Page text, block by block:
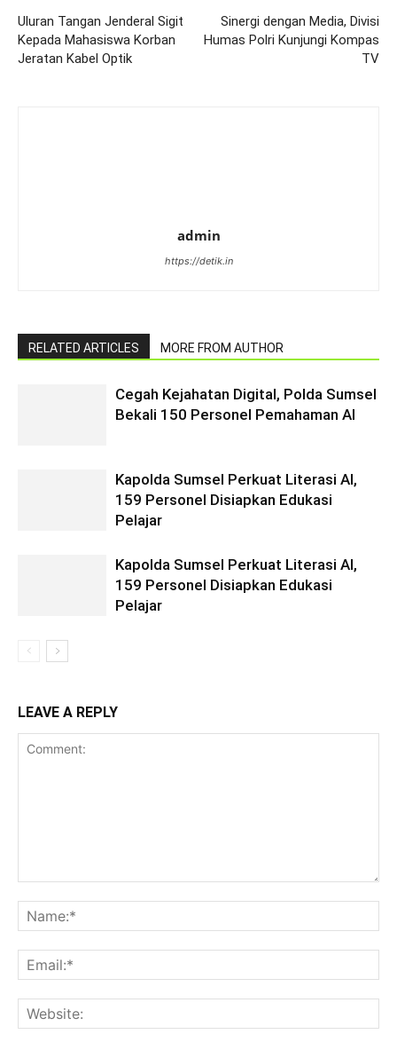
Uluran Tangan Jenderal Sigit
Kepada Mahasiswa Korban
Jeratan Kabel Optik
Sinergi dengan Media, Divisi
Humas Polri Kunjungi Kompas
TV
admin
https://detik.in
RELATED ARTICLES MORE FROM AUTHOR
Cegah Kejahatan Digital, Polda Sumsel
Bekali 150 Personel Pemahaman AI
Kapolda Sumsel Perkuat Literasi AI,
159 Personel Disiapkan Edukasi
Pelajar
Kapolda Sumsel Perkuat Literasi AI,
159 Personel Disiapkan Edukasi
Pelajar
LEAVE A REPLY